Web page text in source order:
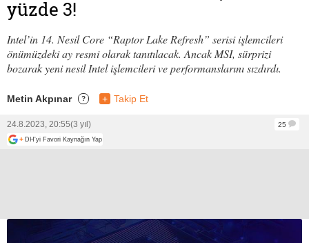
yüzde 3!
Intel’in 14. Nesil Core “Raptor Lake Refresh” serisi işlemcileri
önümüzdeki ay resmi olarak tanıtılacak. Ancak MSI, sürprizi
bozarak yeni nesil Intel işlemcileri ve performanslarını sızdırdı.
Metin Akpınar ? + Takip Et
24.8.2023, 20:55(3 yıl)
25
+ DH'yi Favori Kaynağın Yap